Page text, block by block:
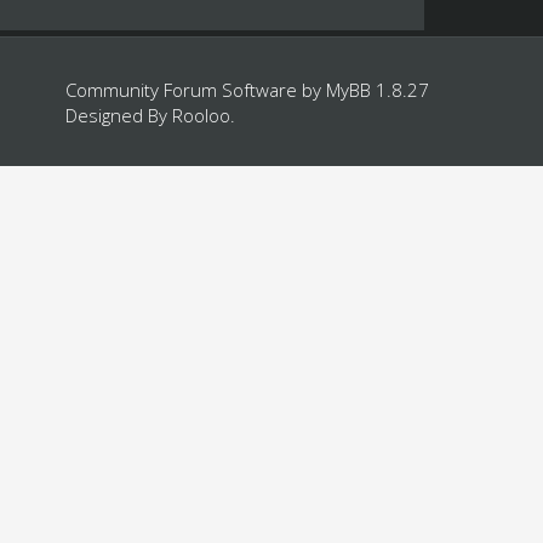
Community Forum Software by MyBB 1.8.27
Designed By Rooloo.